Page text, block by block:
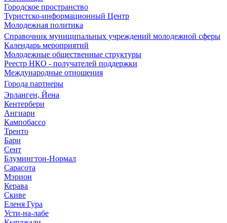
Городское пространство
Туристско-информационный Центр
Молодежная политика
Справочник муниципальных учреждений молодежной сферы
Календарь мероприятий
Молодежные общественные структуры
Реестр НКО - получателей поддержки
Международные отношения
Города партнеры
Эрланген, Йена
Кентербери
Ангиари
Кампобассо
Тренто
Бари
Сент
Блумингтон-Нормал
Сарасота
Мэрион
Керава
Скиве
Еленя Гура
Усти-на-лабе